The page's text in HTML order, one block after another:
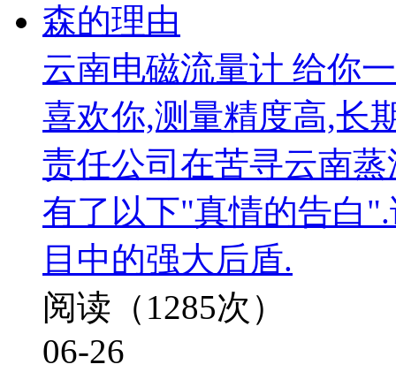
云南电磁流量计 给你
喜欢你,测量精度高,长
责任公司在苦寻云南
有了以下"真情的告白
目中的强大后盾.
阅读（1285次）
06-26